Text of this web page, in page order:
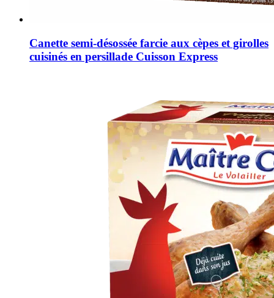
Canette semi-désossée farcie aux cèpes et girolles
cuisinés en persillade Cuisson Express